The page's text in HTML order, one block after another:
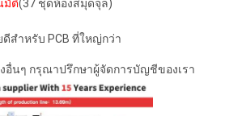
มัติ(37 ชุดห้องสมุดจุล)
ดีสําหรับ PCB ที่ใหญ่กว่า
อื่นๆ กรุณาปรึกษาผู้จัดการบัญชีของเรา